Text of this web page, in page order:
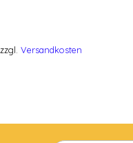
zzgl. Versandkosten